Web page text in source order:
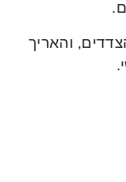
והאריך